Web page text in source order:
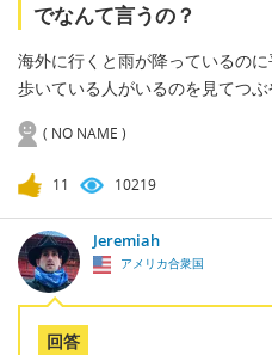
でなんて言うの？
海外に行くと雨が降っているの
歩いている人がいるのを見てつ
( NO NAME )
11 10219
Jeremiah
アメリカ合衆国
回答